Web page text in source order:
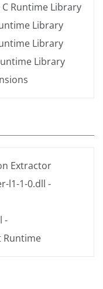
Runtime Library
Library
Library
Library
Extractor
l1-1-0.dll -
-
Runtime